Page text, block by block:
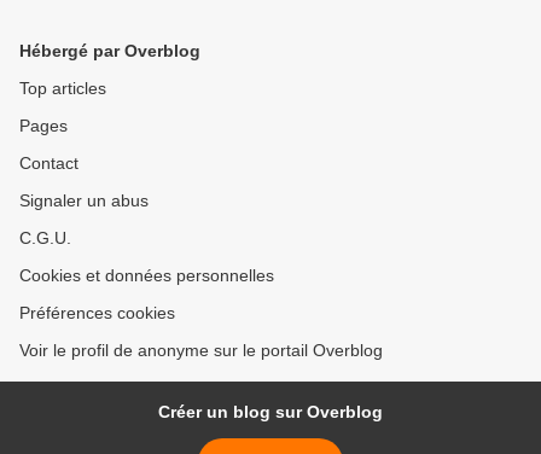
Hébergé par Overblog
Top articles
Pages
Contact
Signaler un abus
C.G.U.
Cookies et données personnelles
Préférences cookies
Voir le profil de anonyme sur le portail Overblog
Créer un blog sur Overblog